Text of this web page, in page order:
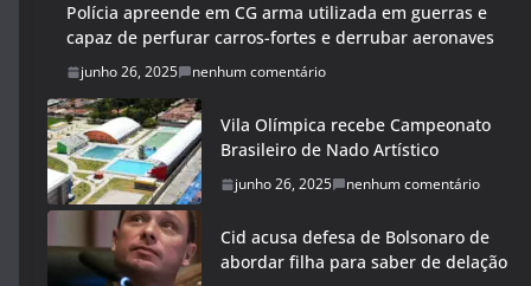
Polícia apreende em CG arma utilizada em guerras e
capaz de perfurar carros-fortes e derrubar aeronaves
junho 26, 2025 nenhum comentário
Vila Olímpica recebe Campeonato
Brasileiro de Nado Artístico
junho 26, 2025 nenhum comentário
Cid acusa defesa de Bolsonaro de
abordar filha para saber de delação